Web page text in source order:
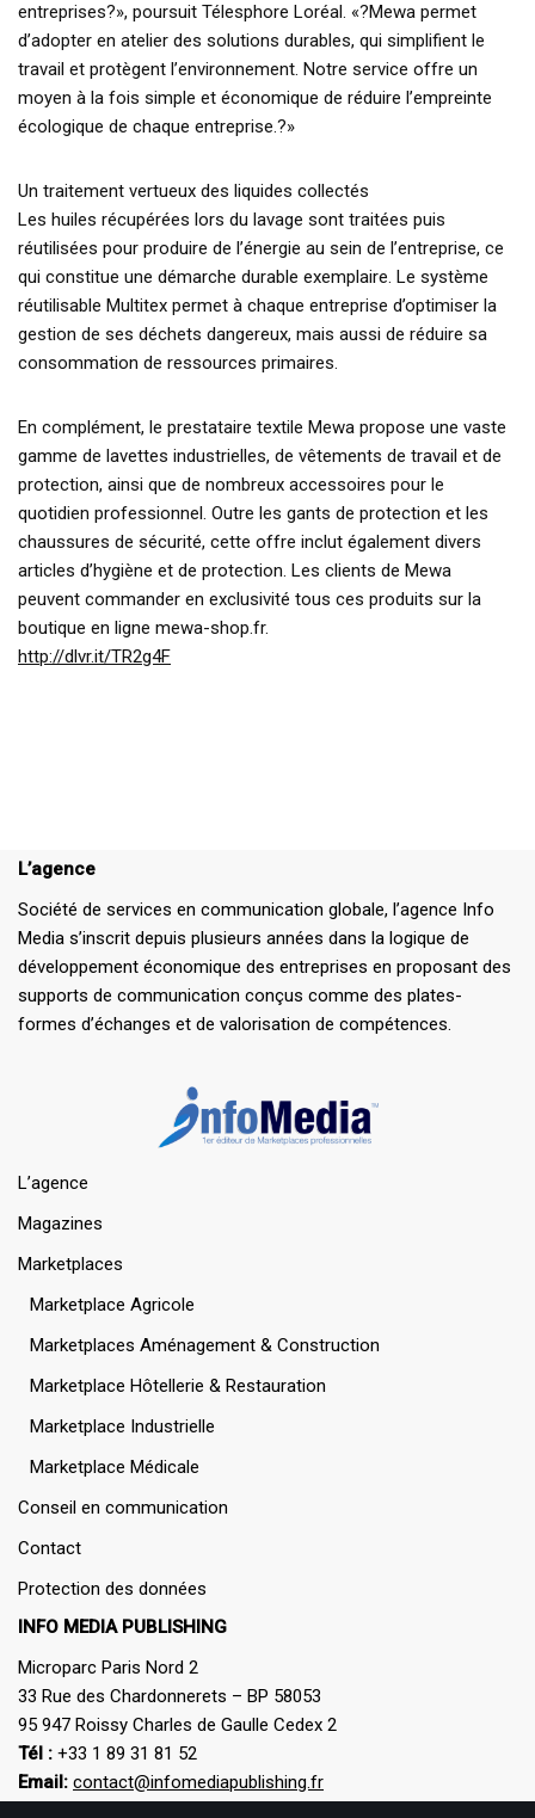
entreprises?», poursuit Télesphore Loréal. «?Mewa permet
d’adopter en atelier des solutions durables, qui simplifient le
travail et protègent l’environnement. Notre service offre un
moyen à la fois simple et économique de réduire l’empreinte
écologique de chaque entreprise.?»
Un traitement vertueux des liquides collectés
Les huiles récupérées lors du lavage sont traitées puis
réutilisées pour produire de l’énergie au sein de l’entreprise, ce
qui constitue une démarche durable exemplaire. Le système
réutilisable Multitex permet à chaque entreprise d’optimiser la
gestion de ses déchets dangereux, mais aussi de réduire sa
consommation de ressources primaires.
En complément, le prestataire textile Mewa propose une vaste
gamme de lavettes industrielles, de vêtements de travail et de
protection, ainsi que de nombreux accessoires pour le
quotidien professionnel. Outre les gants de protection et les
chaussures de sécurité, cette offre inclut également divers
articles d’hygiène et de protection. Les clients de Mewa
peuvent commander en exclusivité tous ces produits sur la
boutique en ligne mewa-shop.fr.
http://dlvr.it/TR2g4F
L’agence
Société de services en communication globale, l’agence Info
Media s’inscrit depuis plusieurs années dans la logique de
développement économique des entreprises en proposant des
supports de communication conçus comme des plates-
formes d’échanges et de valorisation de compétences.
L’agence
Magazines
Marketplaces
Marketplace Agricole
Marketplaces Aménagement & Construction
Marketplace Hôtellerie & Restauration
Marketplace Industrielle
Marketplace Médicale
Conseil en communication
Contact
Protection des données
INFO MEDIA PUBLISHING
Microparc Paris Nord 2
33 Rue des Chardonnerets – BP 58053
95 947 Roissy Charles de Gaulle Cedex 2
Tél : +33 1 89 31 81 52
Email: contact@infomediapublishing.fr